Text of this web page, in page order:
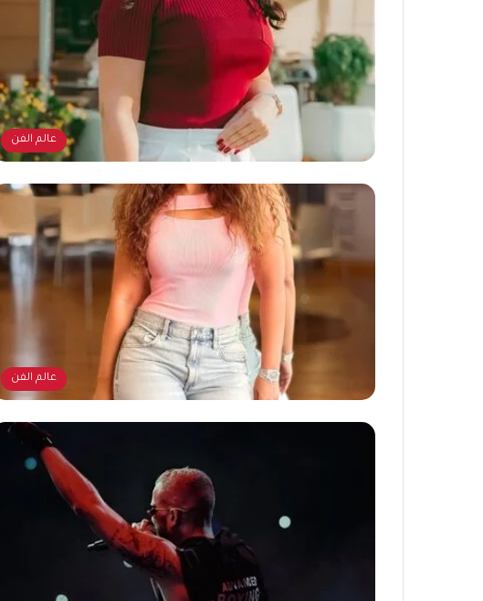
عالم الفن
عالم الفن